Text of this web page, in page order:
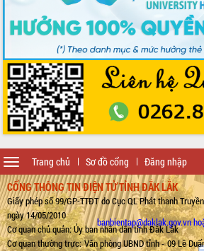
Trang chủ Sơ đồ cổng Đăng nhập
Toggle
navigation
CỔNG THÔNG TIN ĐIỆN TỬ TỈNH ĐẮK LẮK
Giấy phép số 99/GP-TTĐT do Cục QL Phát thanh
ngày 14/05/2010
Cơ quan chủ quản: Ủy ban nhân dân tỉnh Đắk Lắk
Cơ quan thường trực: Văn phòng UBND tỉnh - 09 Lê
banbientap@daklak.gov.vn